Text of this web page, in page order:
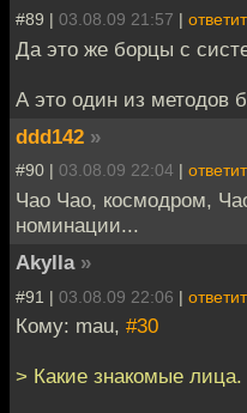
#89 | 03.08.09 21:57 |
Да это же борцы с
А это один из методов
ddd142 »
#90 | 03.08.09 22:04 |
Чао Чао, космодром,
номинации...
Akylla »
#91 | 03.08.09 22:06 |
Кому: mau, #30
> Какие знакомые лица.